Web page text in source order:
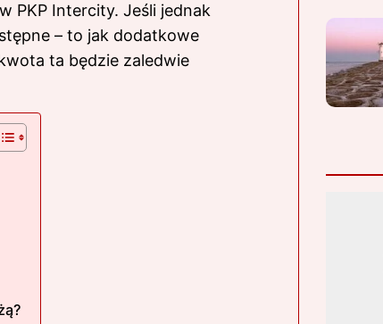
PKP Intercity. Jeśli jednak
– to jak dodatkowe
ta będzie zaledwie